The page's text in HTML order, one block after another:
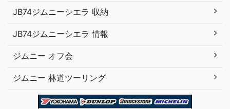
JB74ジムニーシエラ 収納
JB74ジムニーシエラ 情報
ジムニー オフ会
ジムニー 林道ツーリング